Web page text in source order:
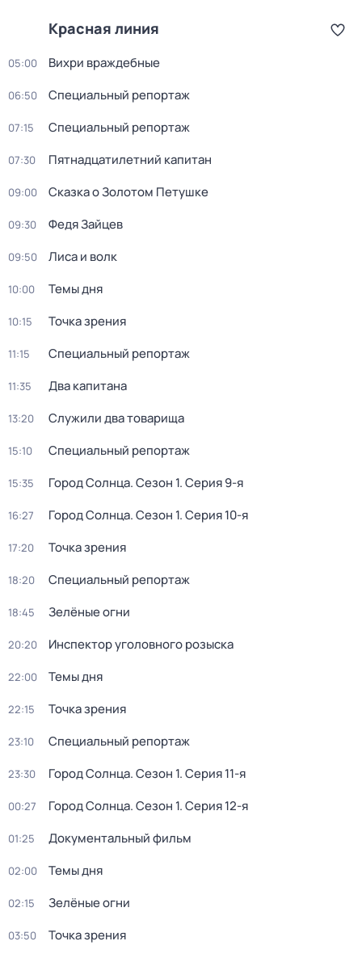
Красная линия
05:00 Вихри враждебные
06:50 Специальный репортаж
07:15 Специальный репортаж
07:30 Пятнадцатилетний капитан
09:00 Сказка о Золотом Петушке
09:30 Федя Зайцев
09:50 Лиса и волк
10:00 Темы дня
10:15 Точка зрения
11:15 Специальный репортаж
11:35 Два капитана
13:20 Служили два товарища
15:10 Специальный репортаж
15:35 Город Солнца. Сезон 1. Серия 9-я
16:27 Город Солнца. Сезон 1. Серия 10-я
17:20 Точка зрения
18:20 Специальный репортаж
18:45 Зелёные огни
20:20 Инспектор уголовного розыска
22:00 Темы дня
22:15 Точка зрения
23:10 Специальный репортаж
23:30 Город Солнца. Сезон 1. Серия 11-я
00:27 Город Солнца. Сезон 1. Серия 12-я
01:25 Документальный фильм
02:00 Темы дня
02:15 Зелёные огни
03:50 Точка зрения